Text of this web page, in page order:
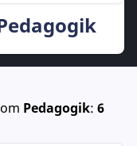
Pedagogik: 6